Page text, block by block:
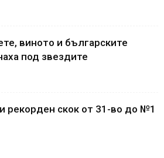
виното и българските
под звездите
рекорден скок от 31-во до №1